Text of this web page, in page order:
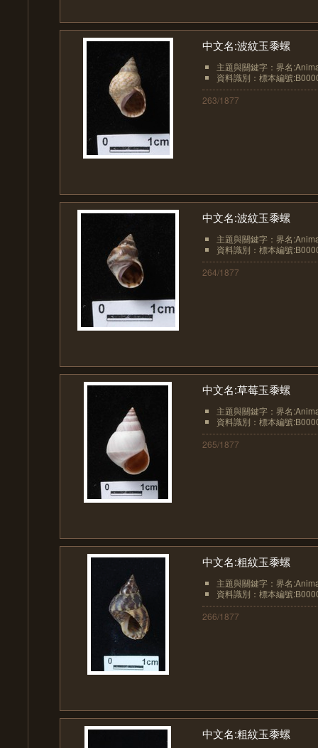
中文名:波紋玉黍螺
主題與關鍵字：界名
資料識別：標本編號
263/1877
中文名:波紋玉黍螺
主題與關鍵字：界名
資料識別：標本編號
264/1877
中文名:草莓玉黍螺
主題與關鍵字：界名
資料識別：標本編號
265/1877
中文名:粗紋玉黍螺
主題與關鍵字：界名
資料識別：標本編號
266/1877
中文名:粗紋玉黍螺